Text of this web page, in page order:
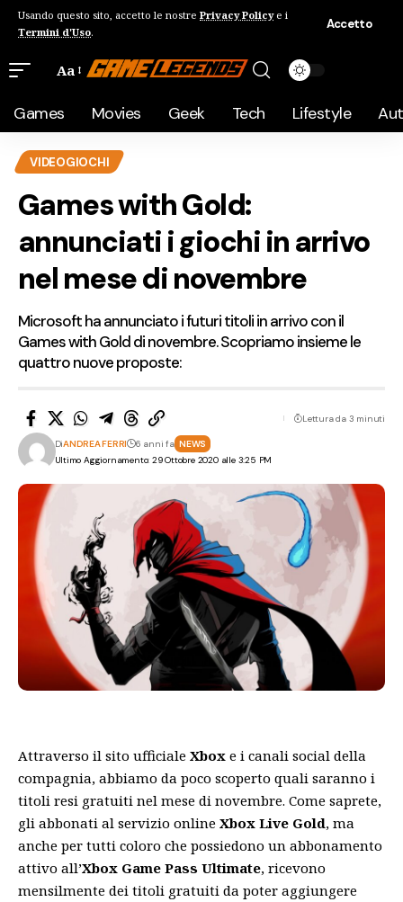
Usando questo sito, accetto le nostre Privacy Policye i
Termini d'Uso.
Accetto
Aa
Games Movies Geek Tech Lifestyle
VIDEOGIOCHI
Games with Gold:
annunciati i giochi in arrivo
nel mese di novembre
Microsoft ha annunciato i futuri titoli in arrivo con il
Games with Gold di novembre. Scopriamo insieme le
quattro nuove proposte:
Ultimo Aggiornamento: 29 Ottobre 2020 alle 3:25 PM
DiANDREA FERRI 6 anni fa NEWS
Lettura da 3 minuti
Attraverso il sito ufficiale Xbox e i canali social della
compagnia, abbiamo da poco scoperto quali saranno i
titoli resi gratuiti nel mese di novembre. Come saprete,
gli abbonati al servizio online Xbox Live Gold, ma
anche per tutti coloro che possiedono un abbonamento
attivo all’Xbox Game Pass Ultimate, ricevono
mensilmente dei titoli gratuiti da poter aggiungere